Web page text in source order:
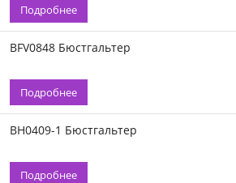
Подробнее
BFV0848 Бюстгальтер
Подробнее
BH0409-1 Бюстгальтер
Подробнее